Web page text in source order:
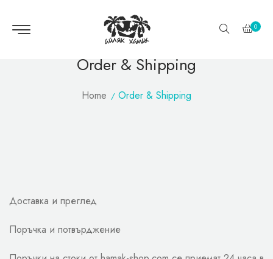
0
Order & Shipping
Home Order & Shipping
Доставка и преглед
Поръчка и потвърджение